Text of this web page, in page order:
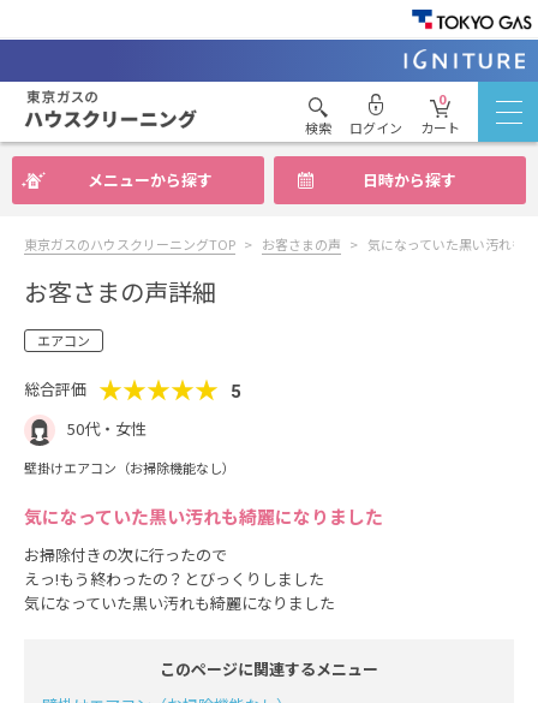
検索 ログイン
0
カート
メニューから探す 日時から探す
東京ガスのハウスクリーニングTOP お客さまの声 気になっていた黒い汚れも
お客さまの声詳細
エアコン
総合評価 ★★★★★ 5
50代・女性
壁掛けエアコン（お掃除機能なし）
気になっていた黒い汚れも綺麗になりました
お掃除付きの次に行ったので
えっ!もう終わったの？とびっくりしました
気になっていた黒い汚れも綺麗になりました
このページに関連するメニュー